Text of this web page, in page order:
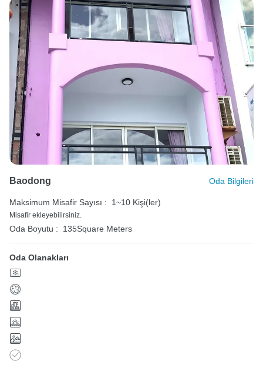
Baodong Oda Bilgileri
Maksimum Misafir Sayısı : 1~10 Kişi(ler)
Misafir ekleyebilirsiniz.
Oda Boyutu : 135Square Meters
Oda Olanakları